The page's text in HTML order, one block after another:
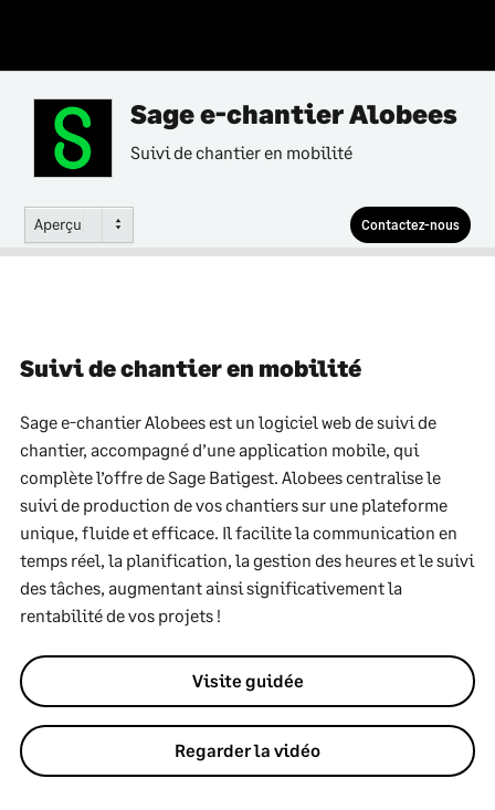
Sage e-chantier Alobees
Suivi de chantier en mobilité
Aperçu Contactez-nous
Suivi de chantier en mobilité
Sage e-chantier Alobees est un logiciel web de suivi de
chantier, accompagné d’une application mobile, qui
complète l’offre de Sage Batigest. Alobees centralise le
suivi de production de vos chantiers sur une plateforme
unique, fluide et efficace. Il facilite la communication en
temps réel, la planification, la gestion des heures et le suivi
des tâches, augmentant ainsi significativement la
rentabilité de vos projets !
Visite guidée
Regarder la vidéo